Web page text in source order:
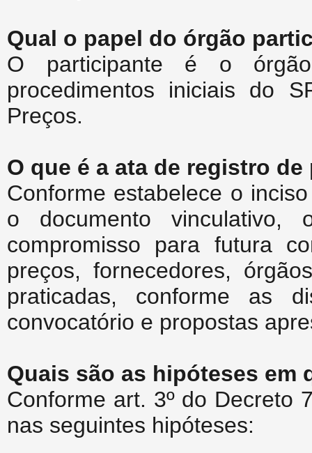
Qual o papel do órgão
O participante é o
procedimentos iniciais do
Preços.
O que é a ata de registro de
Conforme estabelece o
o documento vinculativo,
compromisso para futura
preços, fornecedores,
praticadas, conforme as
convocatório e propostas
Quais são as hipóteses em
Conforme art. 3º do Decreto
nas seguintes hipóteses: